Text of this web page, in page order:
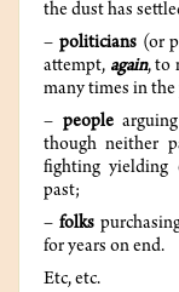
the dust has
– politicians(or
attempt, again, to
many times in the
– people
though neither
fighting yielding
past;
–folks
for years on end.
Etc, etc.